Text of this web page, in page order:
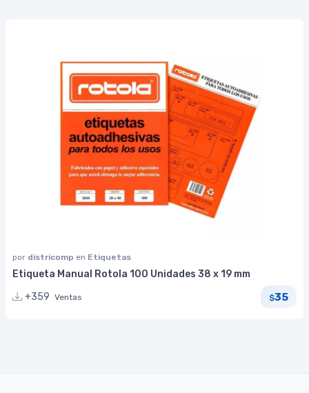
por districomp en Etiquetas
Etiqueta Manual Rotola 100 Unidades 38 x 19 mm
+359 Ventas $35